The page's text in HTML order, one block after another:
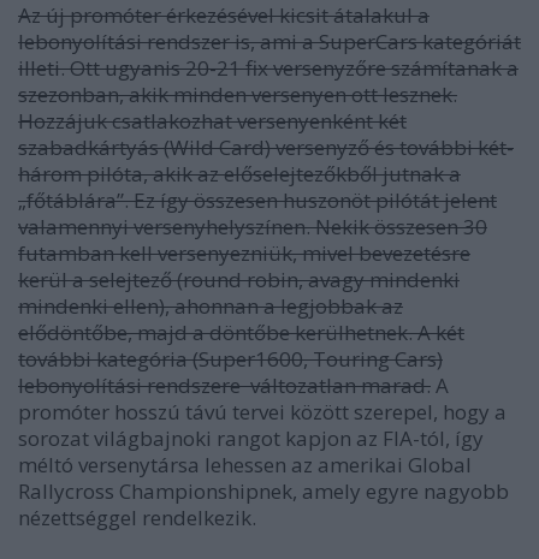
Az új promóter érkezésével kicsit átalakul a
lebonyolítási rendszer is, ami a SuperCars kategóriát
illeti. Ott ugyanis 20-21 fix versenyzőre számítanak a
szezonban, akik minden versenyen ott lesznek.
Hozzájuk csatlakozhat versenyenként két
szabadkártyás (Wild Card) versenyző és további két-
három pilóta, akik az előselejtezőkből jutnak a
„főtáblára”. Ez így összesen huszonöt pilótát jelent
valamennyi versenyhelyszínen. Nekik összesen 30
futamban kell versenyezniük, mivel bevezetésre
kerül a selejtező (round robin, avagy mindenki
mindenki ellen), ahonnan a legjobbak az
elődöntőbe, majd a döntőbe kerülhetnek. A két
további kategória (Super1600, Touring Cars)
lebonyolítási rendszere változatlan marad.A
promóter hosszú távú tervei között szerepel, hogy a
sorozat világbajnoki rangot kapjon az FIA-tól, így
méltó versenytársa lehessen az amerikai Global
Rallycross Championshipnek, amely egyre nagyobb
nézettséggel rendelkezik.